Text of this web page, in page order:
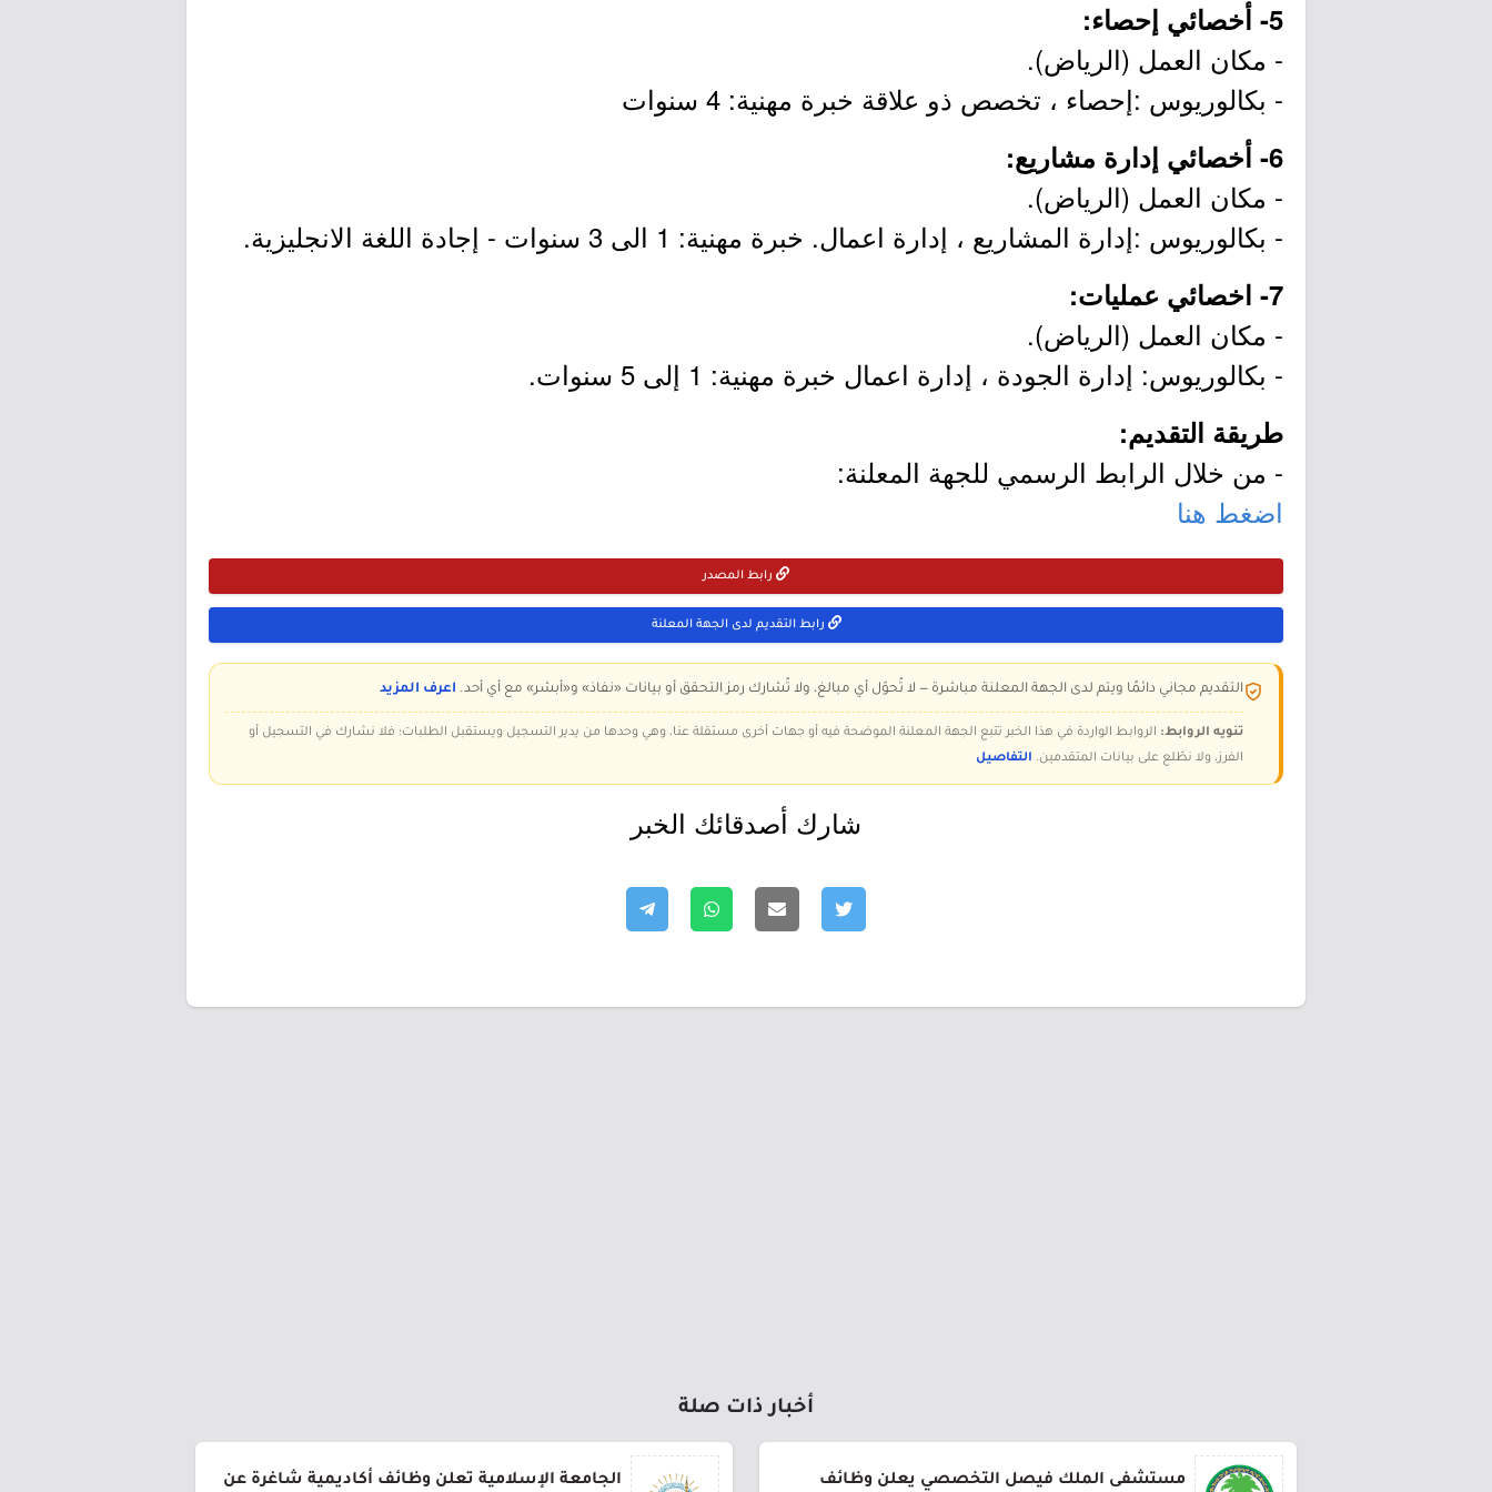
5- أخصائي إحصاء:
- مكان العمل (الرياض).
- بكالوريوس :إحصاء ، تخصص ذو علاقة خبرة مهنية: 4 سنوات
6- أخصائي إدارة مشاريع:
- مكان العمل (الرياض).
- بكالوريوس :إدارة المشاريع ، إدارة اعمال. خبرة مهنية: 1 الى 3 سنوات - إجادة اللغة الانجليزية.
7- اخصائي عمليات:
- مكان العمل (الرياض).
- بكالوريوس: إدارة الجودة ، إدارة اعمال خبرة مهنية: 1 إلى 5 سنوات.
طريقة التقديم:
- من خلال الرابط الرسمي للجهة المعلنة:
اضغط هنا
رابط المصدر
رابط التقديم لدى الجهة المعلنة
التقديم مجاني دائمًا ويتم لدى الجهة المعلنة مباشرة — لا تُحوّل أي مبالغ، ولا تُشارك رمز التحقق أو بيانات «نفاذ» و«أبشر» مع أي أحد. اعرف المزيد
تنويه الروابط: الروابط الواردة في هذا الخبر تتبع الجهة المعلنة الموضحة فيه أو جهات أخرى مستقلة عنا، وهي وحدها من يدير التسجيل ويستقبل الطلبات؛ فلا نشارك في التسجيل أو
الفرز، ولا نطّلع على بيانات المتقدمين. التفاصيل
شارك أصدقائك الخبر
أخبار ذات صلة
مستشفى الملك فيصل التخصصي يعلن وظائف الجامعة الإسلامية تعلن وظائف أكاديمية شاغرة عن